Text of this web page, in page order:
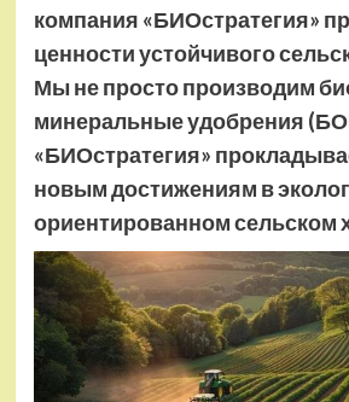
компания «БИОстратегия»
ценности устойчивого
Мы не просто производим
минеральные удобрения
«БИОстратегия»
новым достижениям в
ориентированном сельском